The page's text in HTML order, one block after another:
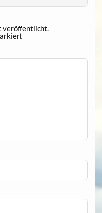
veröffentlicht.